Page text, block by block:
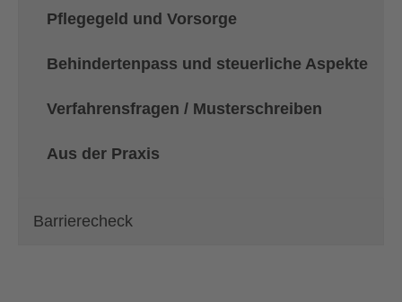
Pflegegeld und Vorsorge
Behindertenpass und steuerliche Aspekte
Verfahrensfragen / Musterschreiben
Aus der Praxis
Barrierecheck